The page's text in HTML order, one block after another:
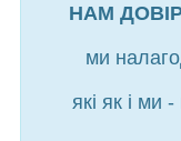
НАМ
ми
які як і ми -